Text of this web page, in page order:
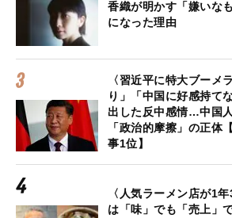
香織が明かす「嫌いな
になった理由
〈習近平に特大ブーメ
り」「中国に好感持て
出した反中感情…中国
「政治的摩擦」の正体
事1位】
〈人気ラーメン店が1
は「味」でも「売上」